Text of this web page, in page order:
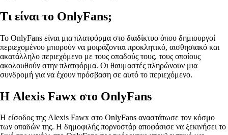
Τι είναι το OnlyFans;
To OnlyFans είναι μια πλατφόρμα στο διαδίκτυο όπου δημιουργοί
περιεχομένου μπορούν να μοιράζονται προκλητικό, αισθησιακό και
ακατάλληλο περιεχόμενο με τους οπαδούς τους, τους οποίους
ακολουθούν στην πλατφόρμα. Οι θαυμαστές πληρώνουν μια
συνδρομή για να έχουν πρόσβαση σε αυτό το περιεχόμενο.
Η Alexis Fawx στο OnlyFans
Η είσοδος της Alexis Fawx στο OnlyFans αναστάτωσε τον κόσμο
των οπαδών της. Η δημοφιλής πορνοστάρ αποφάσισε να ξεκινήσει το